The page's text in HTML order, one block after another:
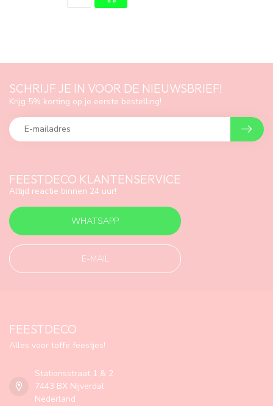
FEESTDECO KLANTENSERVICE
Altijd reactie binnen 24 uur!
WHATSAPP
E-MAIL
SCHRIJF JE IN VOOR DE NIEUWSBRIEF!
Krijg 5% korting op je eerste bestelling!
FEESTDECO
Alles voor toffe feestjes!
Stationsstraat 1 & 2
7443 BX Nijverdal
Nederland